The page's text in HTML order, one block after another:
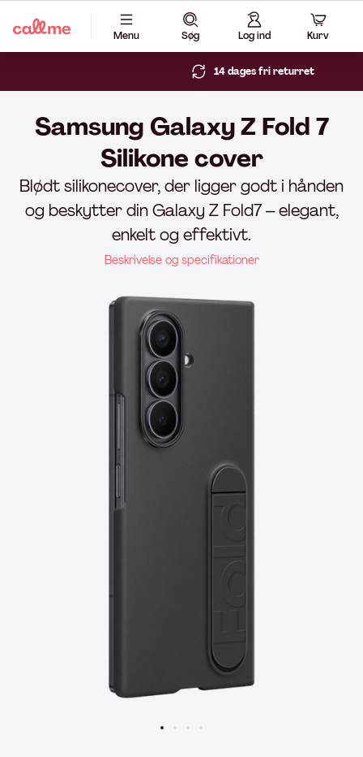
Menu Søg Log ind Kurv
14 dages fri returret
Samsung Galaxy Z Fold 7
Silikone cover
Blødt silikonecover, der ligger godt i hånden
og beskytter din Galaxy Z Fold7 – elegant,
enkelt og effektivt.
Beskrivelse og specifikationer